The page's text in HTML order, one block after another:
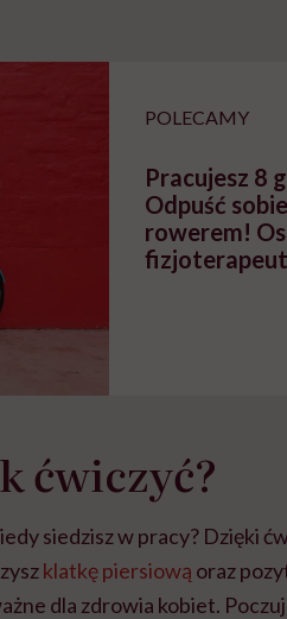
POLECAMY
Pracujesz 8
Odpuść
rowerem!
ćwiczyć?
siedzisz w pracy? Dzięki
klatkę piersiową oraz
dla zdrowia kobiet.